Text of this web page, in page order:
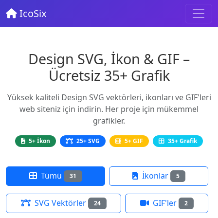
IcoSix
Design SVG, İkon & GIF –
Ücretsiz 35+ Grafik
Yüksek kaliteli Design SVG vektörleri, ikonları ve GIF'leri
web siteniz için indirin. Her proje için mükemmel
grafikler.
5+ İkon 25+ SVG 5+ GIF 35+ Grafik
Tümü 31 İkonlar 5
SVG Vektörler 24 GIF'ler 2